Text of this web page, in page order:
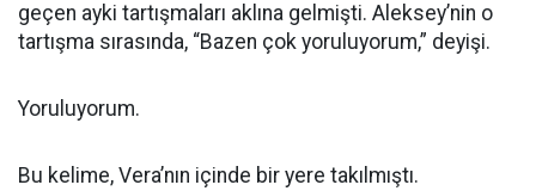
geçen ayki tartışmaları aklına gelmişti. Aleksey’nin o
tartışma sırasında, “Bazen çok yoruluyorum,” deyişi.
Yoruluyorum.
Bu kelime, Vera’nın içinde bir yere takılmıştı.